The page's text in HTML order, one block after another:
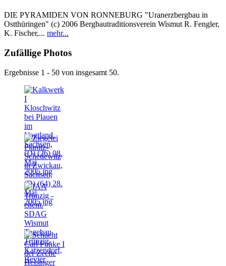
DIE PYRAMIDEN VON RONNEBURG "Uranerzbergbau in
Ostthüringen" (c) 2006 Bergbautraditionsverein Wismut R. Fengler,
K. Fischer,... mehr...
Zufällige Photos
Ergebnisse 1 - 50 von insgesamt 50.